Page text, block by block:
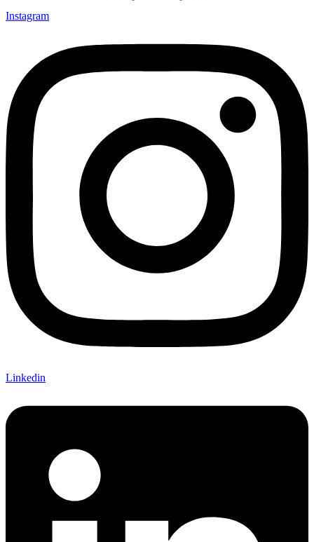
Instagram
Linkedin